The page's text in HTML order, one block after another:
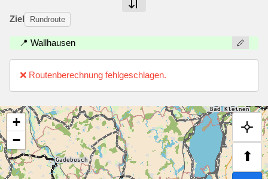
Ziel Rundroute
📍 Wallhausen
❌ Routenberechnung fehlgeschlagen.
⬆
+
−